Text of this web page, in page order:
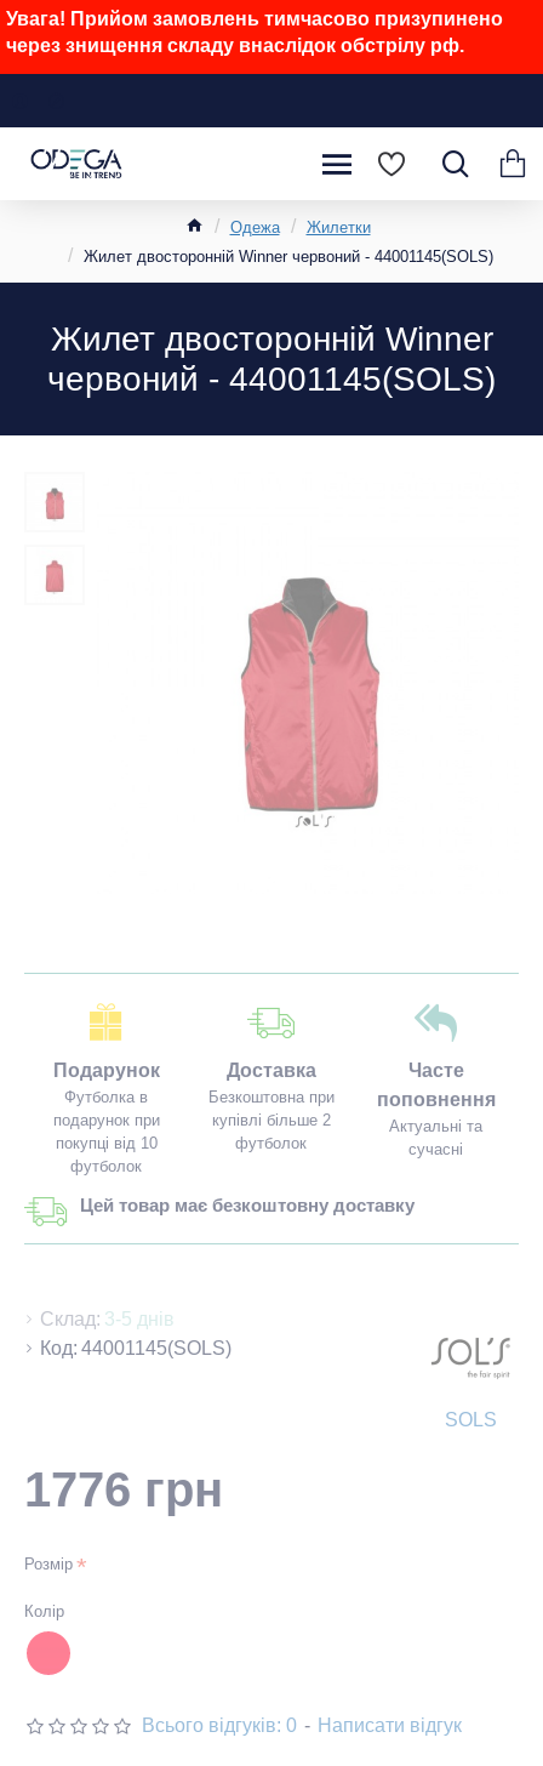
Увага! Прийом замовлень тимчасово призупинено
через знищення складу внаслідок обстрілу рф.
Одежа
Жилетки
Жилет двосторонній Winner червоний - 44001145(SOLS)
Жилет двосторонній Winner
червоний - 44001145(SOLS)
Подарунок
Футболка в
подарунок при
покупці від 10
футболок
Доставка
Безкоштовна при
купівлі більше 2
футболок
Часте
поповнення
Актуальні та
сучасні
Цей товар має безкоштовну доставку
Склад: 3-5 днів
Код: 44001145(SOLS)
SOLS
Всього відгуків: 0 - Написати відгук
1776 грн
Розмір
Колір